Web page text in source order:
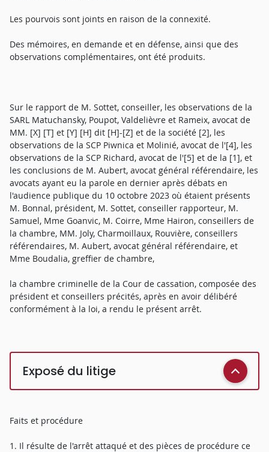
Les pourvois sont joints en raison de la connexité.
Des mémoires, en demande et en défense, ainsi que des
observations complémentaires, ont été produits.
Sur le rapport de M. Sottet, conseiller, les observations de la
SARL Matuchansky, Poupot, Valdelièvre et Rameix, avocat de
MM. [X] [T] et [Y] [H] dit [H]-[Z] et de la société [2], les
observations de la SCP Piwnica et Molinié, avocat de l'[4], les
observations de la SCP Richard, avocat de l'[5] et de la [1], et
les conclusions de M. Aubert, avocat général référendaire, les
avocats ayant eu la parole en dernier après débats en
l'audience publique du 10 octobre 2023 où étaient présents
M. Bonnal, président, M. Sottet, conseiller rapporteur, M.
Samuel, Mme Goanvic, M. Coirre, Mme Hairon, conseillers de
la chambre, MM. Joly, Charmoillaux, Rouvière, conseillers
référendaires, M. Aubert, avocat général référendaire, et
Mme Boudalia, greffier de chambre,
la chambre criminelle de la Cour de cassation, composée des
président et conseillers précités, après en avoir délibéré
conformément à la loi, a rendu le présent arrêt.
Exposé du litige
Faits et procédure
1. Il résulte de l'arrêt attaqué et des pièces de procédure ce